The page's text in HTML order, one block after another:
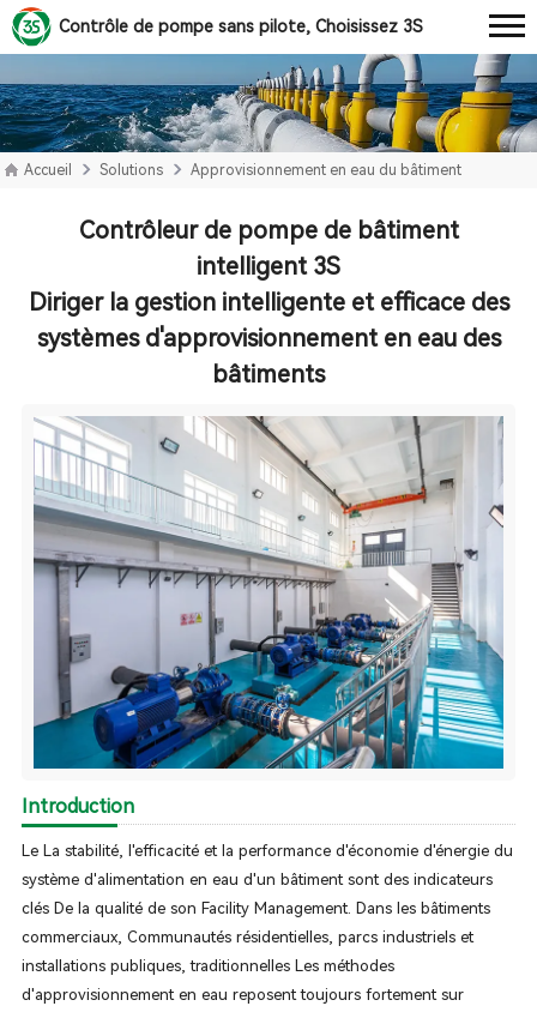
Contrôle de pompe sans pilote, Choisissez 3S
Accueil Solutions Approvisionnement en eau du bâtiment
Contrôleur de pompe de bâtiment
intelligent 3S
Diriger la gestion intelligente et efficace des
systèmes d'approvisionnement en eau des
bâtiments
Introduction
Le La stabilité, l'efficacité et la performance d'économie d'énergie du
système d'alimentation en eau d'un bâtiment sont des indicateurs
clés De la qualité de son Facility Management. Dans les bâtiments
commerciaux, Communautés résidentielles, parcs industriels et
installations publiques, traditionnelles Les méthodes
d'approvisionnement en eau reposent toujours fortement sur